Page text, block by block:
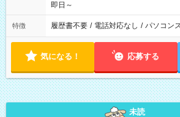
即日～
特徴 履歴書不要 / 電話対応なし / パソコン
気になる！ 応募する
未読